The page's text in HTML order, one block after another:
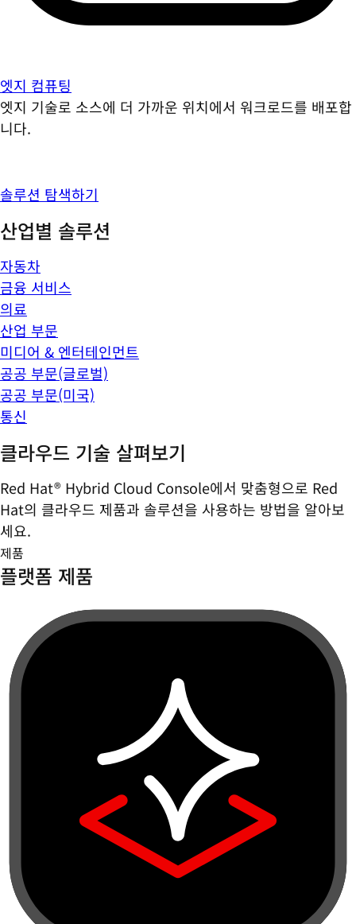
엣지 컴퓨팅
엣지 기술로 소스에 더 가까운 위치에서 워크로드를 배포합
니다.
솔루션 탐색하기
산업별 솔루션
자동차
금융 서비스
의료
산업 부문
미디어 & 엔터테인먼트
공공 부문(글로벌)
공공 부문(미국)
통신
클라우드 기술 살펴보기
Red Hat® Hybrid Cloud Console에서 맞춤형으로 Red
Hat의 클라우드 제품과 솔루션을 사용하는 방법을 알아보
세요.
제품
플랫폼 제품